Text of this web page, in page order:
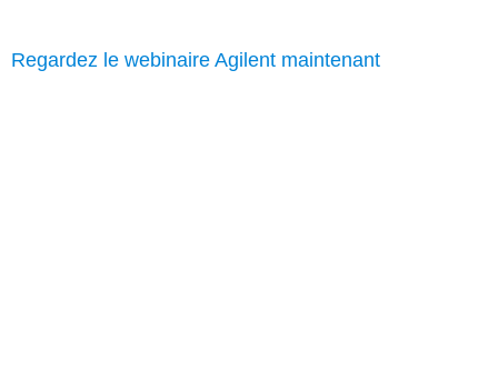
Regardez le webinaire Agilent maintenant